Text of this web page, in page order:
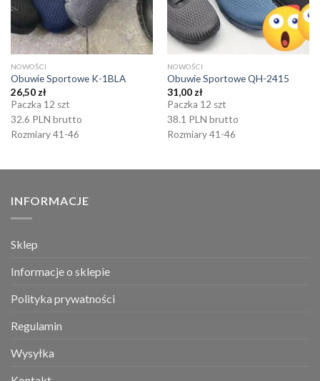
NOWOŚCI
Obuwie Sportowe K-1BLA
26,50 zł
Paczka 12 szt
32.6 PLN brutto
Rozmiary 41-46
NOWOŚCI
Obuwie Sportowe QH-2415
31,00 zł
Paczka 12 szt
38.1 PLN brutto
Rozmiary 41-46
INFORMACJE
Sklep
Informacje o sklepie
Polityka prywatności
Regulamin
Wysyłka